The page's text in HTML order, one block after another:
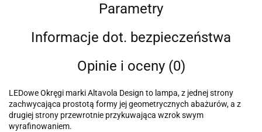
Parametry
Informacje dot. bezpieczeństwa
Opinie i oceny (0)
LEDowe Okręgi marki Altavola Design to lampa, z jednej strony
zachwycająca prostotą formy jej geometrycznych abażurów, a z
drugiej strony przewrotnie przykuwająca wzrok swym
wyrafinowaniem.